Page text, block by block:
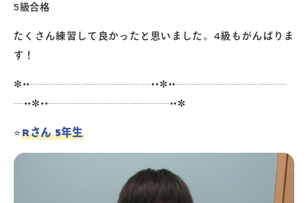
5級合格
たくさん練習して良かったと思いました。4級もがんばりま
す！
✼••┈┈┈┈┈┈┈┈┈┈┈┈••✼••┈┈┈┈┈┈┈┈┈┈┈
┈••✼••┈┈┈┈┈┈┈┈┈┈┈┈••✼
⭐️Rさん 5年生